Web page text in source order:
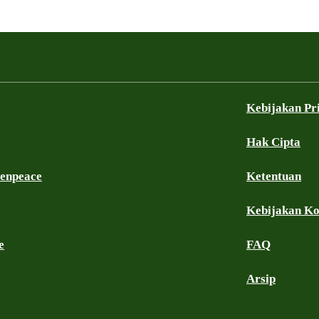
Kebijakan
Hak Cipta
Ketentuan
Kebijakan
FAQ
Arsip